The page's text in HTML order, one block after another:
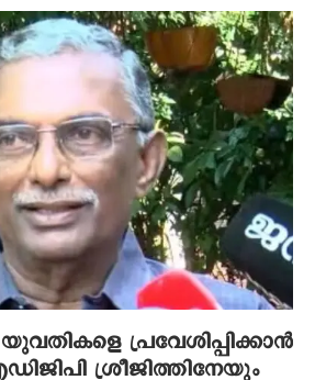
പ്രവേശിപ്പിക്കാന്‍
ശ്രീജിത്തിനേയും